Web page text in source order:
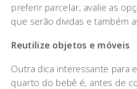
preferir parcelar, avalie as
que serão dividas e também
Reutilize objetos e móveis
Outra dica interessante para
quarto do bebê é, antes de